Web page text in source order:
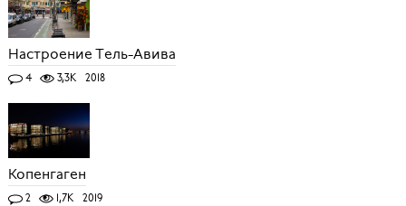
Настроение Тель-Авива
4 3,3K 2018
Копенгаген
2 1,7K 2019